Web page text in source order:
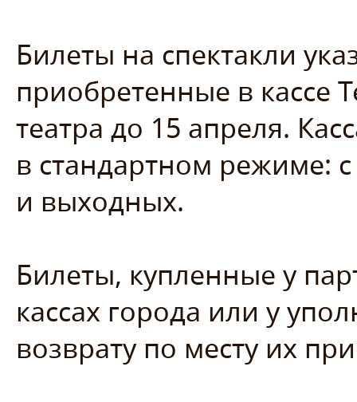
Билеты на спектакли
приобретенные в кассе
театра до 15 апреля.
в стандартном режиме:
и выходных.
Билеты, купленные у
кассах города или у
возврату по месту их